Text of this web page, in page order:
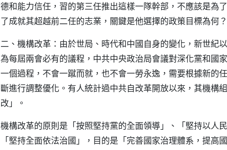
德和能力信任，習的第三任推出這樣一隊幹部，不應該是為
了成就其超越前二任的志業，關鍵是他選擇的政策目標為何？
二、機構改革：由於世局、時代和中國自身的變化，新世紀
為每屆兩會必有的議程，中共中央政治局會議對深化黨和國
一個過程，不會一蹴而就，也不會一勞永逸，需要根據新的
斷進行調整優化。有人統計過中共自改革開放以來，其機構
改」。
機構改革的原則是「按照堅持黨的全面領導」、「堅持以人
「堅持全面依法治國」，目的是「完善國家治理體系，提高